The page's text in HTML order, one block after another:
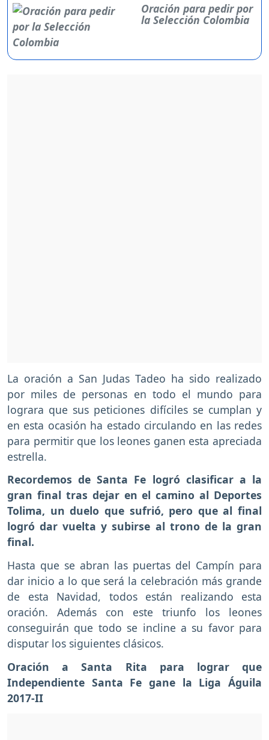
Oración para pedir por
la Selección Colombia
La oración a San Judas Tadeo ha sido realizado
por miles de personas en todo el mundo para
lograra que sus peticiones difíciles se cumplan y
en esta ocasión ha estado circulando en las redes
para permitir que los leones ganen esta apreciada
estrella.
Recordemos de Santa Fe logró clasificar a la
gran final tras dejar en el camino al Deportes
Tolima, un duelo que sufrió, pero que al final
logró dar vuelta y subirse al trono de la gran
final.
Hasta que se abran las puertas del Campín para
dar inicio a lo que será la celebración más grande
de esta Navidad, todos están realizando esta
oración. Además con este triunfo los leones
conseguirán que todo se incline a su favor para
disputar los siguientes clásicos.
Oración a Santa Rita para lograr que
Independiente Santa Fe gane la Liga Águila
2017-II